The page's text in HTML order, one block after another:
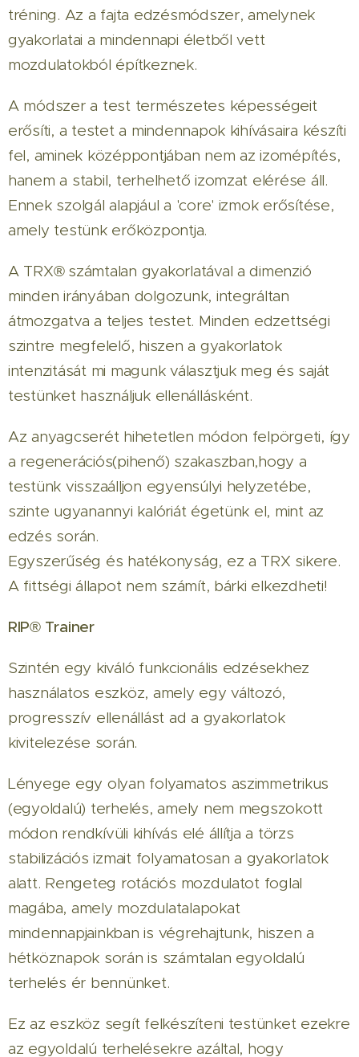
tréning. Az a fajta edzésmódszer, amelynek
gyakorlatai a mindennapi életből vett
mozdulatokból építkeznek.
A módszer a test természetes képességeit
erősíti, a testet a mindennapok kihívásaira készíti
fel, aminek középpontjában nem az izomépítés,
hanem a stabil, terhelhető izomzat elérése áll.
Ennek szolgál alapjául a 'core' izmok erősítése,
amely testünk erőközpontja.
A TRX® számtalan gyakorlatával a dimenzió
minden irányában dolgozunk, integráltan
átmozgatva a teljes testet. Minden edzettségi
szintre megfelelő, hiszen a gyakorlatok
intenzitását mi magunk választjuk meg és saját
testünket használjuk ellenállásként.
Az anyagcserét hihetetlen módon felpörgeti, így
a regenerációs(pihenő) szakaszban,hogy a
testünk visszaálljon egyensúlyi helyzetébe,
szinte ugyanannyi kalóriát égetünk el, mint az
edzés során.
Egyszerűség és hatékonyság, ez a TRX sikere.
A fittségi állapot nem számít, bárki elkezdheti!
RIP® Trainer
Szintén egy kiváló funkcionális edzésekhez
használatos eszköz, amely egy változó,
progresszív ellenállást ad a gyakorlatok
kivitelezése során.
Lényege egy olyan folyamatos aszimmetrikus
(egyoldalú) terhelés, amely nem megszokott
módon rendkívüli kihívás elé állítja a törzs
stabilizációs izmait folyamatosan a gyakorlatok
alatt. Rengeteg rotációs mozdulatot foglal
magába, amely mozdulatalapokat
mindennapjainkban is végrehajtunk, hiszen a
hétköznapok során is számtalan egyoldalú
terhelés ér bennünket.
Ez az eszköz segít felkészíteni testünket ezekre
az egyoldalú terhelésekre azáltal, hogy